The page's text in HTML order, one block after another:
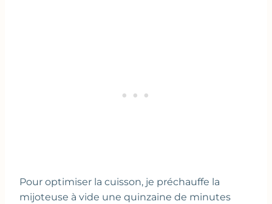
Pour optimiser la cuisson, je préchauffe la
mijoteuse à vide une quinzaine de minutes